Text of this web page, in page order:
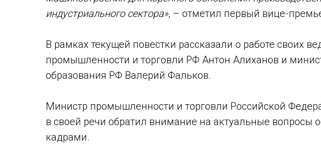
индустриального сектора», – отметил первый вице-
В рамках текущей повестки рассказали о работе своих
промышленности и торговли РФ Антон Алиханов и
образования РФ Валерий Фальков.
Министр промышленности и торговли Российской
в своей речи обратил внимание на актуальные вопросы
кадрами.